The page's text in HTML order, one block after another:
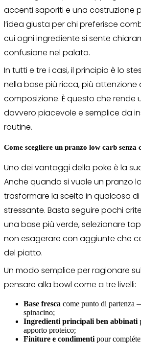
accenti saporiti e una costruzione
l’idea giusta per chi preferisce
cui ogni ingrediente si sente
confusione nel palato.
In tutti e tre i casi, il principio è lo
nella base più ricca, più attenzione
composizione. È questo che rende
davvero piacevole e semplice da
routine.
Come scegliere un pranzo low carb senza
Uno dei vantaggi della poke è la
Anche quando si vuole un pranzo
trasformare la scelta in qualcosa
stressante. Basta seguire pochi
una base più verde, selezionare
non esagerare con aggiunte che
del piatto.
Un modo semplice per ragionare
pensare alla bowl come a tre livelli:
Base fresca come punto di partenza
spinacino;
Ingredienti principali ben abbinati
apporto proteico;
Finiture e condimentipour